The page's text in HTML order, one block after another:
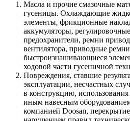
Масла и прочие смазочные
гусеницы. Охлаждающие
элементы, фрикционные
аккумуляторы,
предохранители, ремни
вентилятора, приводные
быстроизнашивающиеся
ходовой части гусеничной
Повреждения, ставшие
эксплуатации, несчастных
в конструкцию,
иным навесным
компанией Doosan,